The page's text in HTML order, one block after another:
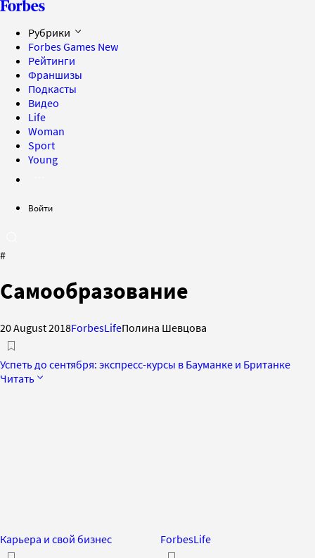
Рубрики
Forbes Games New
Рейтинги
Франшизы
Подкасты
Видео
Life
Woman
Sport
Young
Войти
#
Самообразование
20 August 2018ForbesLifeПолина Шевцова
Успеть до сентября: экспресс-курсы в Бауманке и Британке
Читать
Карьера и свой бизнес ForbesLife